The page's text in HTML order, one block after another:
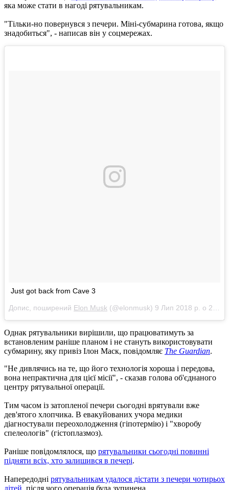
яка може стати в нагоді рятувальникам.
"Тільки-но повернувся з печери. Міні-субмарина готова, якщо
знадобиться", - написав він у соцмережах.
Just got back from Cave 3
Допис, поширений Elon Musk (@elonmusk) 9 Лип 2018 р. о 2:43 PDT
Однак рятувальники вирішили, що працюватимуть за
встановленим раніше планом і не стануть використовувати
субмарину, яку привіз Ілон Маск, повідомляє The Guardian.
"Не дивлячись на те, що його технологія хороша і передова,
вона непрактична для цієї місії", - сказав голова об'єднаного
центру рятувальної операції.
Тим часом із затопленої печери сьогодні врятували вже
дев'ятого хлопчика. В евакуйованих учора медики
діагностували переохолодження (гіпотермію) і "хворобу
спелеологів" (гістоплазмоз).
Раніше повідомлялося, що рятувальники сьогодні повинні
підняти всіх, хто залишився в печері.
Напередодні рятувальникам удалося дістати з печери чотирьох
дітей , після чого операція була зупинена.